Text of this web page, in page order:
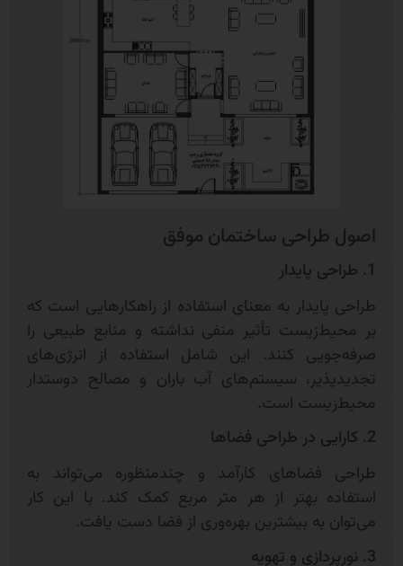
اصول طراحی ساختمان موفق
1. طراحی پایدار
طراحی پایدار به معنای استفاده از راهکارهایی است که
بر محیط‌زیست تأثیر منفی نداشته و منابع طبیعی را
صرفه‌جویی کنند. این شامل استفاده از انرژی‌های
تجدیدپذیر، سیستم‌های آب باران و مصالح دوستدار
محیط‌زیست است.
2. کارایی در طراحی فضاها
طراحی فضاهای کارآمد و چندمنظوره می‌تواند به
استفاده بهتر از هر متر مربع کمک کند. با این کار
می‌توان به بیشترین بهره‌وری از فضا دست یافت.
3. نورپردازی و تهویه